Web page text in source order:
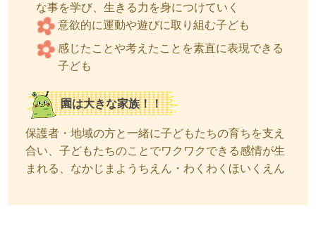
な事を学び、生きる力を身につけていく
意欲的に運動や遊びに取り組む子ども
感じたことや考えたことを素直に表現できる
子ども
園は大きな家族！！
保護者・地域の方と一緒に子どもたちの育ちを支え
合い、子どもたちのことでワクワクできる感情が生
まれる、なかじまようちえん・わくわくほいくえん